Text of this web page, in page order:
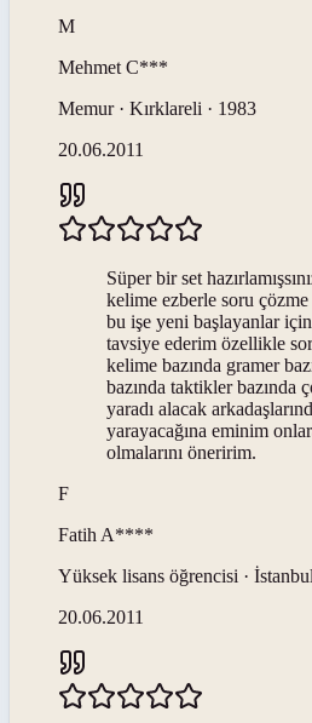
M
Mehmet C***
Memur · Kırklareli · 1983
20.06.2011
Süper bir set
kelime ezberle soru
bu işe yeni başlayanlar
tavsiye ederim özellikle
kelime bazında gramer
bazında taktikler bazında
yaradı alacak
yarayacağına eminim
olmalarını öneririm.
F
Fatih A****
Yüksek lisans öğrencisi ·
20.06.2011